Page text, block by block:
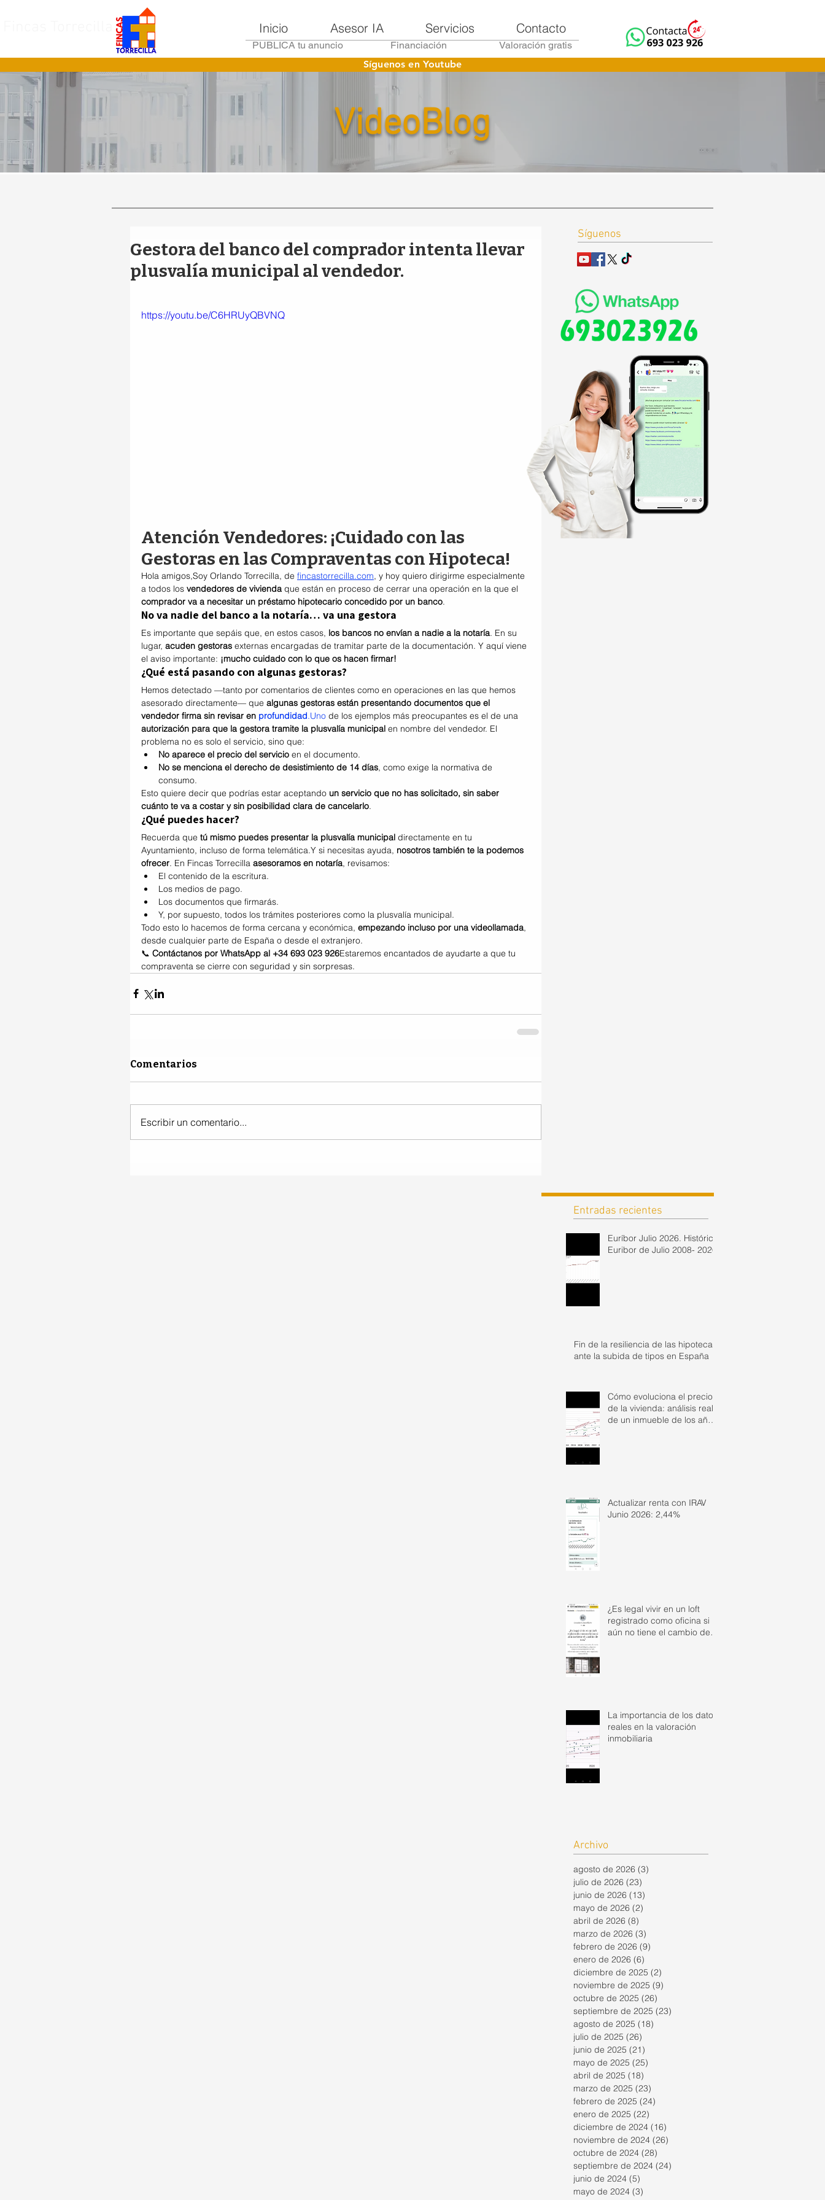
Inicio Asesor IA Servicios Contacto
PUBLICA tu anuncio Financiación
Valoración gratis
Síguenos en Youtube
VideoBlog
Gestora del banco del comprador intenta llevar
plusvalía municipal al vendedor.
https://youtu.be/C6HRUyQBVNQ
Atención Vendedores: ¡Cuidado con las
Gestoras en las Compraventas con Hipoteca!
Hola amigos,Soy Orlando Torrecilla, de fincastorrecilla.com, y hoy quiero dirigirme especialmente
a todos los vendedores de vivienda que están en proceso de cerrar una operación en la que el
comprador va a necesitar un préstamo hipotecario concedido por un banco.
No va nadie del banco a la notaría… va una gestora
Es importante que sepáis que, en estos casos, los bancos no envían a nadie a la notaría. En su
lugar, acuden gestoras externas encargadas de tramitar parte de la documentación. Y aquí viene
el aviso importante: ¡mucho cuidado con lo que os hacen firmar!
¿Qué está pasando con algunas gestoras?
Hemos detectado —tanto por comentarios de clientes como en operaciones en las que hemos
asesorado directamente— que algunas gestoras están presentando documentos que el
vendedor firma sin revisar en profundidad.Uno de los ejemplos más preocupantes es el de una
autorización para que la gestora tramite la plusvalía municipal en nombre del vendedor. El
problema no es solo el servicio, sino que:
No aparece el precio del servicio en el documento.
No se menciona el derecho de desistimiento de 14 días, como exige la normativa de
consumo.
Esto quiere decir que podrías estar aceptando un servicio que no has solicitado, sin saber
cuánto te va a costar y sin posibilidad clara de cancelarlo.
¿Qué puedes hacer?
Recuerda que tú mismo puedes presentar la plusvalía municipal directamente en tu
Ayuntamiento, incluso de forma telemática.Y si necesitas ayuda, nosotros también te la podemos
ofrecer. En Fincas Torrecilla asesoramos en notaría, revisamos:
El contenido de la escritura.
Los medios de pago.
Los documentos que firmarás.
Y, por supuesto, todos los trámites posteriores como la plusvalía municipal.
Todo esto lo hacemos de forma cercana y económica, empezando incluso por una videollamada,
desde cualquier parte de España o desde el extranjero.
📞 Contáctanos por WhatsApp al +34 693 023 926Estaremos encantados de ayudarte a que tu
compraventa se cierre con seguridad y sin sorpresas.
Comentarios
Escribir un comentario...
Síguenos
Entradas recientes
Euríbor Julio 2026. Histórico
Euribor de Julio 2008- 2026
Fin de la resiliencia de las hipotecas
ante la subida de tipos en España
Cómo evoluciona el precio
de la vivienda: análisis real
de un inmueble de los años
Actualizar renta con IRAV
Junio 2026: 2,44%
¿Es legal vivir en un loft
registrado como oficina si
aún no tiene el cambio de
La importancia de los datos
reales en la valoración
inmobiliaria
Archivo
agosto de 2026 (3)
julio de 2026 (23)
junio de 2026 (13)
mayo de 2026 (2)
abril de 2026 (8)
marzo de 2026 (3)
febrero de 2026 (9)
enero de 2026 (6)
diciembre de 2025 (2)
noviembre de 2025 (9)
octubre de 2025 (26)
septiembre de 2025 (23)
agosto de 2025 (18)
julio de 2025 (26)
junio de 2025 (21)
mayo de 2025 (25)
abril de 2025 (18)
marzo de 2025 (23)
febrero de 2025 (24)
enero de 2025 (22)
diciembre de 2024 (16)
noviembre de 2024 (26)
octubre de 2024 (28)
septiembre de 2024 (24)
junio de 2024 (5)
mayo de 2024 (3)